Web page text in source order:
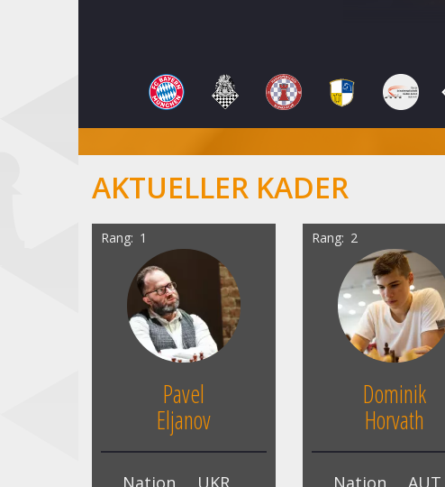
AKTUELLER KADER
Rang 1
Pavel
Eljanov
Rang 2
Dominik
Horvath